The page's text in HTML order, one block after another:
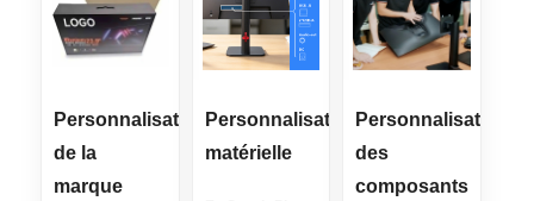
Personnalisation
de la
marque
Personnalisation
matérielle
Personnalisation
des
composants